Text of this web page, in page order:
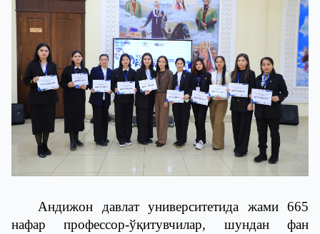
Андижон давлат университетида жами 665
нафар профессор-ўқитувчилар, шундан фан